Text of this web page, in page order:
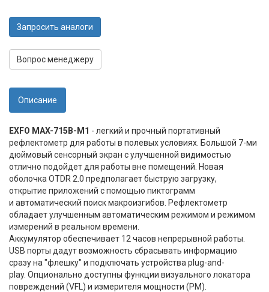
Запросить аналоги
Вопрос менеджеру
Описание
EXFO MAX-715B-M1 - легкий и прочный портативный
рефлектометр для работы в полевых условиях. Большой 7-ми
дюймовый сенсорный экран с улучшенной видимостью
отлично подойдет для работы вне помещений. Новая
оболочка OTDR 2.0 предполагает быструю загрузку,
открытие приложений с помощью пиктограмм
и автоматический поиск макроизгибов. Рефлектометр
обладает улучшенным автоматическим режимом и режимом
измерений в реальном времени.
Аккумулятор обеспечивает 12 часов непрерывной работы.
USB порты дадут возможность сбрасывать информацию
сразу на "флешку" и подключать устройства plug-and-
play. Опционально доступны функции визуального локатора
повреждений (VFL) и измерителя мощности (PM).